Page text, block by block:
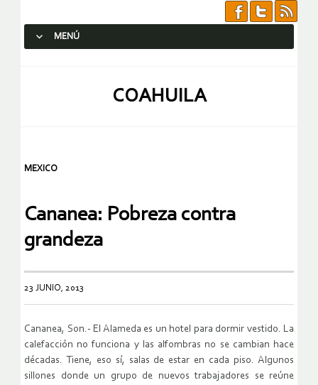
MENÚ
COAHUILA
MEXICO
Cananea: Pobreza contra
grandeza
23 JUNIO, 2013
Cananea, Son.- El Alameda es un hotel para dormir vestido. La
calefacción no funciona y las alfombras no se cambian hace
décadas. Tiene, eso sí, salas de estar en cada piso. Algunos
sillones donde un grupo de nuevos trabajadores se reúne